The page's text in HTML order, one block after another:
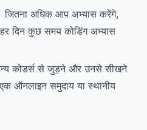
जितना अधिक आप अभ्यास करेंगे,
दिन कुछ समय कोडिंग अभ्यास
कोडर्स से जुड़ने और उनसे सीखने
ऑनलाइन समुदाय या स्थानीय